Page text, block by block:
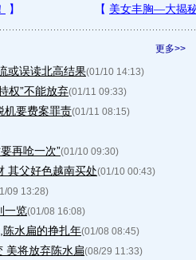
更多>>
或误读北高结果(01/10 14:13)
权”不能放弃(01/11 09:33)
机要费案罪责(01/11 08:15)
再呛一次”(01/10 09:30)
其父好色越南买处(01/10 00:43)
09 13:28)
一览(01/08 16:08)
水扁的挣扎年(01/08 08:45)
美将放弃陈水扁(08/29 11:33)